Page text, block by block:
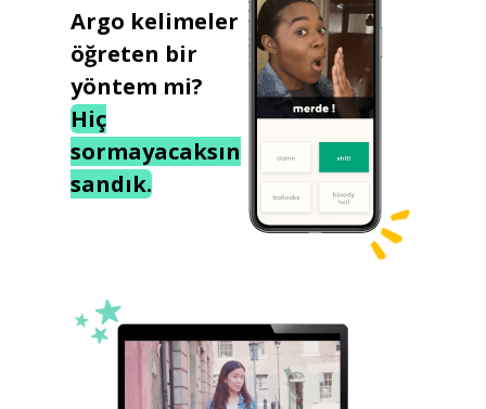
Argo kelimeler
öğreten bir
yöntem mi?
Hiç
sormayacaksın
sandık.